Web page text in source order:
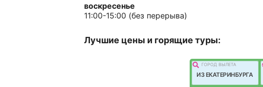
воскресенье
11:00-15:00 (без перерыва)
Лучшие цены и горящие туры:
ГОРОД ВЫЛEТА
ИЗ ЕКАТЕРИНБУРГА